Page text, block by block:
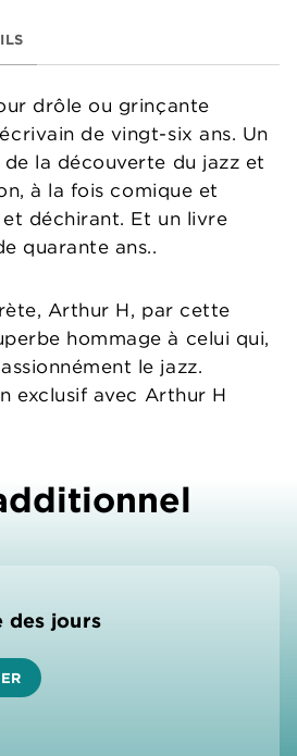
drôle ou grinçante
de vingt-six ans. Un
de la découverte du jazz et
à la fois comique et
déchirant. Et un livre
quarante ans..
Arthur H, par cette
hommage à celui qui,
le jazz.
exclusif avec Arthur H
des jours